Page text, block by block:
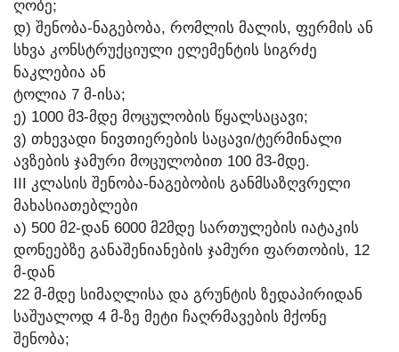
ᲦᲝᲑᲔ;
Დ) ᲨᲔᲜᲝᲑᲐ-ᲜᲐᲒᲔᲑᲝᲑᲐ, ᲠᲝᲛᲚᲘᲡ ᲛᲐᲚᲘᲡ, ᲤᲔᲠᲛᲘᲡ ᲐᲜ
ᲡᲮᲕᲐ ᲙᲝᲜᲡᲢᲠᲣᲥᲪᲘᲣᲚᲘ ᲔᲚᲔᲛᲔᲜᲢᲘᲡ ᲡᲘᲒᲠᲫᲔ
ᲜᲐᲙᲚᲔᲑᲘᲐ ᲐᲜ
ᲢᲝᲚᲘᲐ 7 Მ-ᲘᲡᲐ;
Ე) 1000 Მ3-ᲛᲓᲔ ᲛᲝᲪᲣᲚᲝᲑᲘᲡ ᲬᲧᲐᲚᲡᲐᲪᲐᲕᲘ;
Ვ) ᲗᲮᲔᲕᲐᲓᲘ ᲜᲘᲕᲗᲘᲔᲠᲔᲑᲘᲡ ᲡᲐᲪᲐᲕᲘ/ᲢᲔᲠᲛᲘᲜᲐᲚᲘ
ᲐᲕᲖᲔᲑᲘᲡ ᲯᲐᲛᲣᲠᲘ ᲛᲝᲪᲣᲚᲝᲑᲘᲗ 100 Მ3-ᲛᲓᲔ.
III ᲙᲚᲐᲡᲘᲡ ᲨᲔᲜᲝᲑᲐ-ᲜᲐᲒᲔᲑᲝᲑᲘᲡ ᲒᲐᲜᲛᲡᲐᲖᲦᲕᲠᲔᲚᲘ
ᲛᲐᲮᲐᲡᲘᲐᲗᲔᲑᲚᲔᲑᲘ
Ა) 500 Მ2-ᲓᲐᲜ 6000 Მ2ᲛᲓᲔ ᲡᲐᲠᲗᲣᲚᲔᲑᲘᲡ ᲘᲐᲢᲐᲙᲘᲡ
ᲓᲝᲜᲔᲔᲑᲖᲔ ᲒᲐᲜᲐᲨᲔᲜᲘᲐᲜᲔᲑᲘᲡ ᲯᲐᲛᲣᲠᲘ ᲤᲐᲠᲗᲝᲑᲘᲡ, 12
Მ-ᲓᲐᲜ
22 Მ-ᲛᲓᲔ ᲡᲘᲛᲐᲦᲚᲘᲡᲐ ᲓᲐ ᲒᲠᲣᲜᲢᲘᲡ ᲖᲔᲓᲐᲞᲘᲠᲘᲓᲐᲜ
ᲡᲐᲨᲣᲐᲚᲝᲓ 4 Მ-ᲖᲔ ᲛᲔᲢᲘ ᲩᲐᲦᲠᲛᲐᲕᲔᲑᲘᲡ ᲛᲥᲝᲜᲔ
ᲨᲔᲜᲝᲑᲐ;